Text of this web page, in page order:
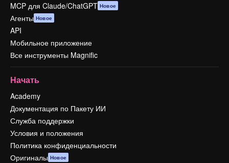
MCP для Claude/ChatGPT Новое
Агенты Новое
API
Мобильное приложение
Все инструменты Magnific
Начать
Academy
Документация по Пакету ИИ
Служба поддержки
Условия и положения
Политика конфиденциальности
Оригиналы Новое